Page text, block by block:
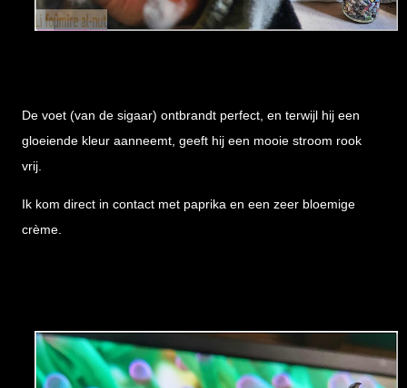
De voet (van de sigaar) ontbrandt perfect, en terwijl hij een
gloeiende kleur aanneemt, geeft hij een mooie stroom rook
vrij.
Ik kom direct in contact met paprika en een zeer bloemige
crème.